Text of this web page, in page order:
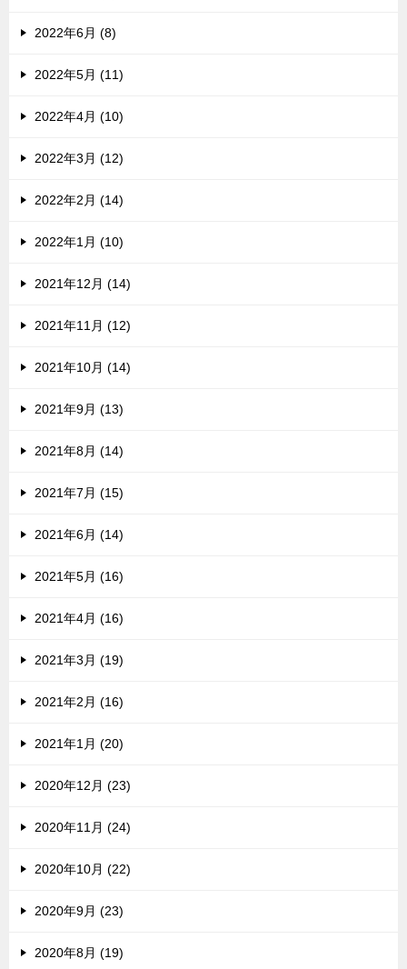
2022年6月 (8)
2022年5月 (11)
2022年4月 (10)
2022年3月 (12)
2022年2月 (14)
2022年1月 (10)
2021年12月 (14)
2021年11月 (12)
2021年10月 (14)
2021年9月 (13)
2021年8月 (14)
2021年7月 (15)
2021年6月 (14)
2021年5月 (16)
2021年4月 (16)
2021年3月 (19)
2021年2月 (16)
2021年1月 (20)
2020年12月 (23)
2020年11月 (24)
2020年10月 (22)
2020年9月 (23)
2020年8月 (19)